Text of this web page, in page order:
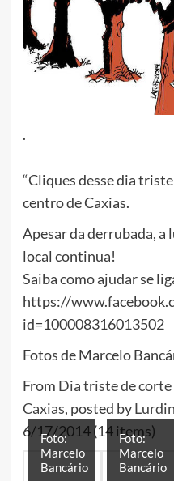
.
“Cliques desse dia
centro de Caxias.
Apesar da derrubada,
local continua!
Saiba como ajudar se
https://
id=100008316013502
Fotos de Marcelo
From Dia triste de corte
Caxias, posted by
6/17/2014 (14 items)
Foto:
Marcelo
Bancário
Foto:
Marcelo
Bancário